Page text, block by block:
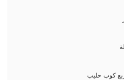
ربع كوب حليب